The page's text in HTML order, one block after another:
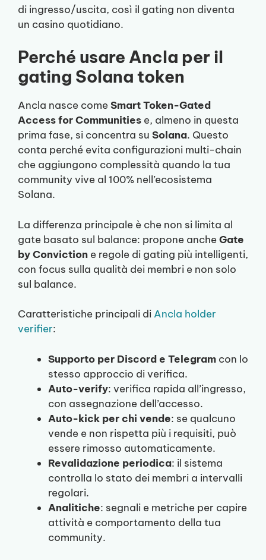
di ingresso/uscita, così il gating non diventa
un casino quotidiano.
Perché usare Ancla per il
gating Solana token
Ancla nasce comeSmart Token-Gated
Access for Communities e, almeno in questa
prima fase, si concentra su Solana. Questo
conta perché evita configurazioni multi-chain
che aggiungono complessità quando la tua
community vive al 100% nell’ecosistema
Solana.
La differenza principale è che non si limita al
gate basato sul balance: propone ancheGate
by Conviction e regole di gating più intelligenti,
con focus sulla qualità dei membri e non solo
sul balance.
Caratteristiche principali di Ancla holder
verifier:
Supporto per Discord e Telegram con lo
stesso approccio di verifica.
Auto-verify: verifica rapida all’ingresso,
con assegnazione dell’accesso.
Auto-kick per chi vende: se qualcuno
vende e non rispetta più i requisiti, può
essere rimosso automaticamente.
Revalidazione periodica: il sistema
controlla lo stato dei membri a intervalli
regolari.
Analitiche: segnali e metriche per capire
attività e comportamento della tua
community.